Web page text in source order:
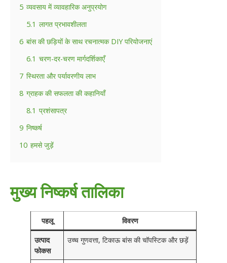
5 व्यवसाय में व्यावहारिक अनुप्रयोग
5.1 लागत प्रभावशीलता
6 बांस की छड़ियों के साथ रचनात्मक DIY परियोजनाएं
6.1 चरण-दर-चरण मार्गदर्शिकाएँ
7 स्थिरता और पर्यावरणीय लाभ
8 ग्राहक की सफलता की कहानियाँ
8.1 प्रशंसापत्र
9 निष्कर्ष
10 हमसे जुड़ें
मुख्य निष्कर्ष तालिका
पहलू
विवरण
उत्पाद
फोकस
उच्च गुणवत्ता, टिकाऊ बांस की चॉपस्टिक और छड़ें